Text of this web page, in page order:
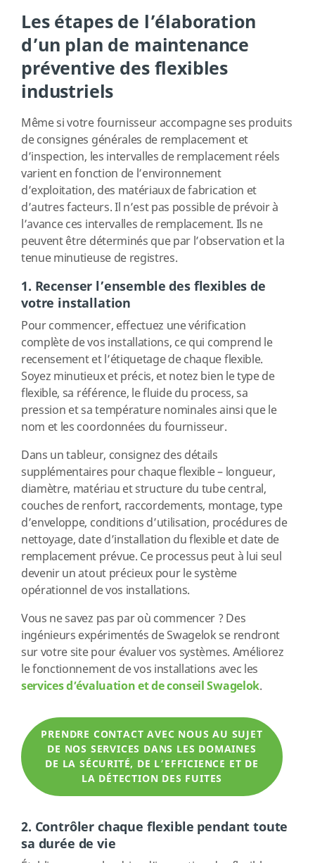
Les étapes de l’élaboration
d’un plan de maintenance
préventive des flexibles
industriels
Même si votre fournisseur accompagne ses produits
de consignes générales de remplacement et
d’inspection, les intervalles de remplacement réels
varient en fonction de l’environnement
d’exploitation, des matériaux de fabrication et
d’autres facteurs. Il n’est pas possible de prévoir à
l’avance ces intervalles de remplacement. Ils ne
peuvent être déterminés que par l’observation et la
tenue minutieuse de registres.
1. Recenser l’ensemble des flexibles de
votre installation
Pour commencer, effectuez une vérification
complète de vos installations, ce qui comprend le
recensement et l’étiquetage de chaque flexible.
Soyez minutieux et précis, et notez bien le type de
flexible, sa référence, le fluide du process, sa
pression et sa température nominales ainsi que le
nom et les coordonnées du fournisseur.
Dans un tableur, consignez des détails
supplémentaires pour chaque flexible – longueur,
diamètre, matériau et structure du tube central,
couches de renfort, raccordements, montage, type
d’enveloppe, conditions d’utilisation, procédures de
nettoyage, date d’installation du flexible et date de
remplacement prévue. Ce processus peut à lui seul
devenir un atout précieux pour le système
opérationnel de vos installations.
Vous ne savez pas par où commencer ? Des
ingénieurs expérimentés de Swagelok se rendront
sur votre site pour évaluer vos systèmes. Améliorez
le fonctionnement de vos installations avec les
services d’évaluation et de conseil Swagelok.
PRENDRE CONTACT AVEC NOUS AU SUJET
DE NOS SERVICES DANS LES DOMAINES
DE LA SÉCURITÉ, DE L’EFFICIENCE ET DE
LA DÉTECTION DES FUITES
2. Contrôler chaque flexible pendant toute
sa durée de vie